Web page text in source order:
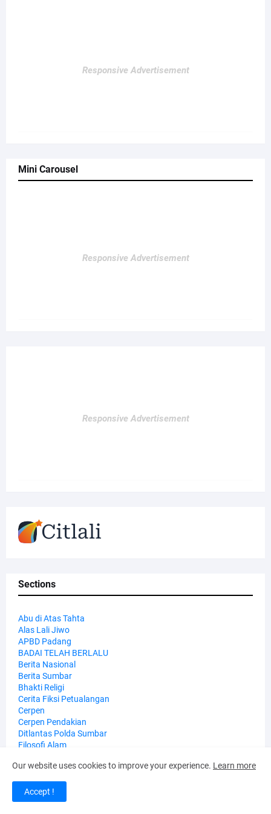
Responsive Advertisement
Mini Carousel
Responsive Advertisement
Responsive Advertisement
Sections
Abu di Atas Tahta
Alas Lali Jiwo
APBD Padang
BADAI TELAH BERLALU
Berita Nasional
Berita Sumbar
Bhakti Religi
Cerita Fiksi Petualangan
Cerpen
Cerpen Pendakian
Ditlantas Polda Sumbar
Filosofi Alam
Hari Bhayangkara ke-80
Imah Yuliati Sefiani
Imah Yuliati Sefiani Purwokerto.Jawa Tengah
Jawa Barat
Our website uses cookies to improve your experience. Learn more
Accept !